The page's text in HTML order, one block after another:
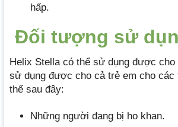
hấp.
Đối tượng sử
Helix Stella có thể sử dụng được
sử dụng được cho cả trẻ em cho
thể sau đây:
Những người đang bị ho khan.